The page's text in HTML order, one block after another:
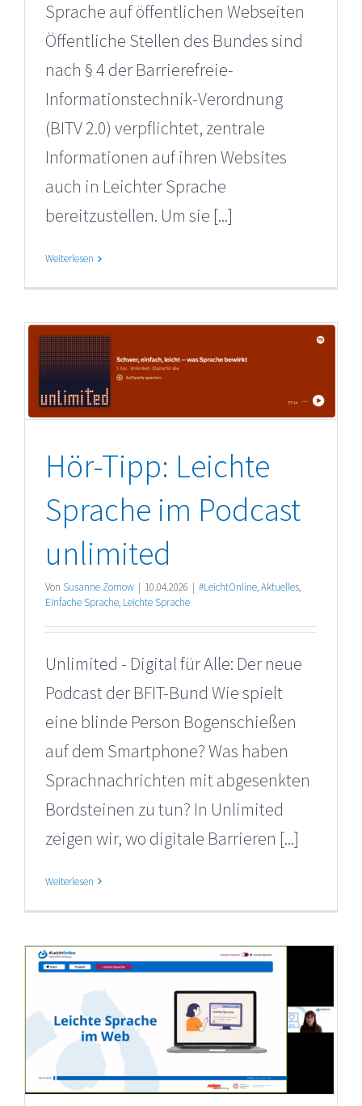
Sprache auf öffentlichen Webseiten
Öffentliche Stellen des Bundes sind
nach § 4 der Barrierefreie-
Informationstechnik-Verordnung
(BITV 2.0) verpflichtet, zentrale
Informationen auf ihren Websites
auch in Leichter Sprache
bereitzustellen. Um sie [...]
Weiterlesen
Hör-Tipp: Leichte
Sprache im Podcast
unlimited
Von Susanne Zornow | 10.04.2026 | #LeichtOnline,Aktuelles,
Einfache Sprache, Leichte Sprache
Unlimited - Digital für Alle: Der neue
Podcast der BFIT-Bund Wie spielt
eine blinde Person Bogenschießen
auf dem Smartphone? Was haben
Sprachnachrichten mit abgesenkten
Bordsteinen zu tun? In Unlimited
zeigen wir, wo digitale Barrieren [...]
Weiterlesen